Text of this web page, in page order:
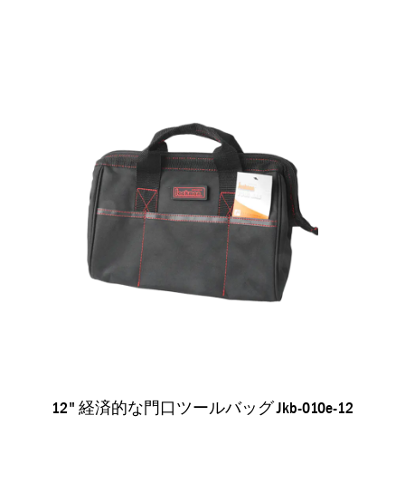
12" 経済的な門口ツールバッグ Jkb-010e-12